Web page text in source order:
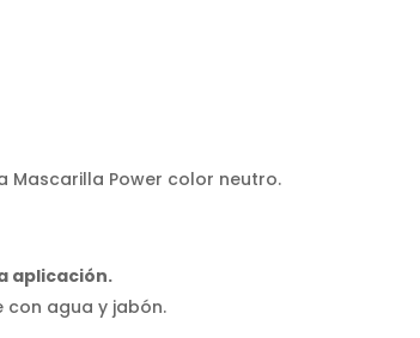
Mascarilla Power color neutro.
aplicación.
con agua y jabón.